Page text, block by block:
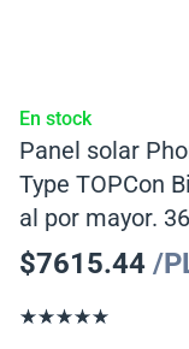
En stock
Panel solar
Type TOPCon
al por mayor.
$7615.44 /